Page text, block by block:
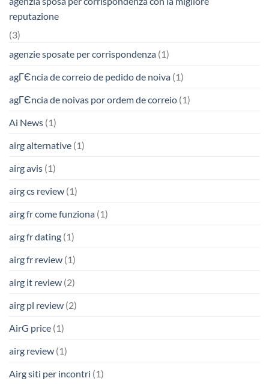
reputazione
(3)
agenzie sposate per corrispondenza (1)
agГЄncia de correio de pedido de noiva (1)
agГЄncia de noivas por ordem de correio (1)
Ai News (1)
airg alternative (1)
airg avis (1)
airg cs review (1)
airg fr come funziona (1)
airg fr dating (1)
airg fr review (1)
airg it review (2)
airg pl review (2)
AirG price (1)
airg review (1)
Airg siti per incontri (1)